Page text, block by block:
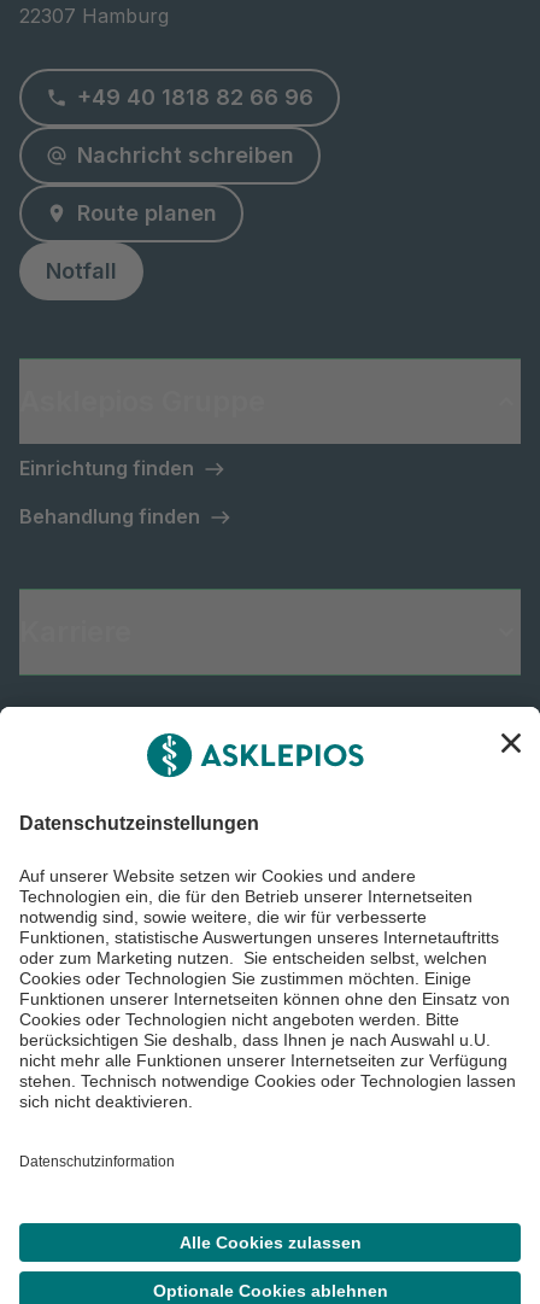
22307 Hamburg
+49 40 1818 82 66 96
Nachricht schreiben
Route planen
Notfall
Einrichtung finden
Behandlung finden
Informiert bleiben
Impressum
Datenschutzinformationen
Barrierefreiheit
©Asklepios Kliniken GmbH & Co. KGaA 2026